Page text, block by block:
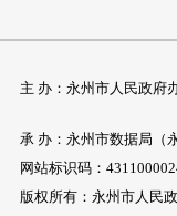
主 办：永州市人民政府
承 办：永州市数据局（
网站标识码：
版权所有：永州市人民